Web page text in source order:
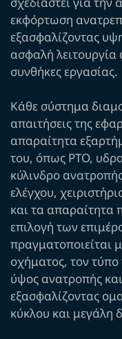
εκφόρτωση
εξασφαλίζοντας
ασφαλή λειτουργία
συνθήκες εργασίας.
Κάθε σύστημα
απαιτήσεις της
απαραίτητα
του, όπως PTO,
κύλινδρο
ελέγχου,
και τα απαραίτητα
επιλογή των
πραγματοποιείται
οχήματος, τον
ύψος ανατροπής
εξασφαλίζοντας
κύκλου και μεγάλη